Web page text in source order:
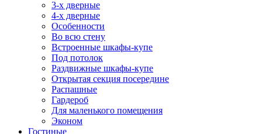
3-х дверные
4-х дверные
Особенности
Во всю стену
Встроенные шкафы-купе
Под потолок
Раздвижные шкафы-купе
Открытая секция посередине
Распашные
Гардероб
Для маленького помещения
Эконом
Гостиные